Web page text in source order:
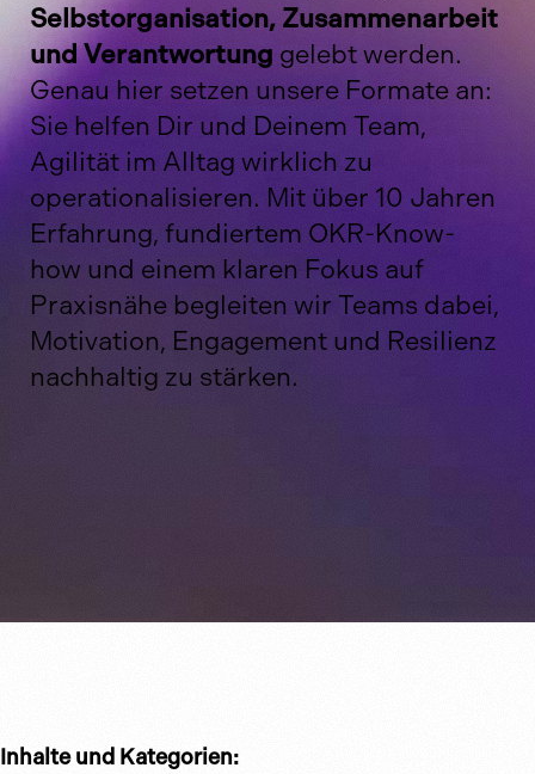
Selbstorganisation, Zusammenarbeit
und Verantwortung gelebt werden.
Genau hier setzen unsere Formate an:
Sie helfen Dir und Deinem Team,
Agilität im Alltag wirklich zu
operationalisieren. Mit über 10 Jahren
Erfahrung, fundiertem OKR-Know-
how und einem klaren Fokus auf
Praxisnähe begleiten wir Teams dabei,
Motivation, Engagement und Resilienz
nachhaltig zu stärken.
Inhalte und Kategorien: